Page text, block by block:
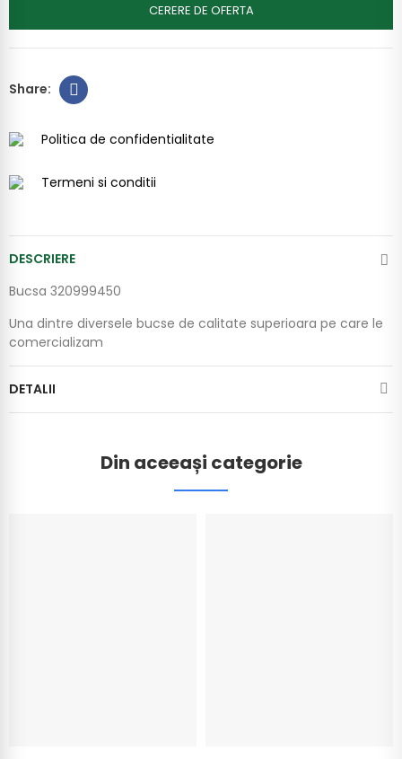
CERERE DE OFERTA
Politica de confidentialitate
Termeni si conditii
DESCRIERE
Bucsa 320999450
Una dintre diversele bucse de calitate superioara pe care le
comercializam
DETALII
Din aceeași categorie